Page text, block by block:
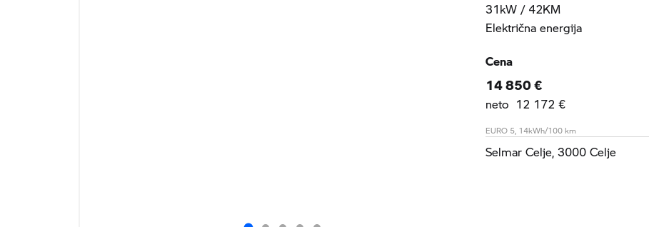
31kW / 42KM
Električna energija
Cena
14 850 €
neto 12 172 €
EURO 5, 14kWh/100 km
Selmar Celje, 3000 Celje